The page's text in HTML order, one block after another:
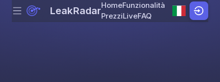
Skip to content
Menu LeakRadarHomeFunzionalità
PrezziLiveFAQ